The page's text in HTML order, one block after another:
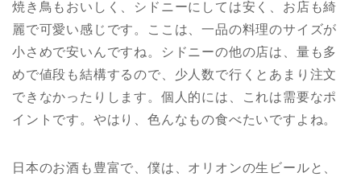
焼き鳥もおいしく、シドニーにしては安く、お店も綺
麗で可愛い感じです。ここは、一品の料理のサイズが
小さめで安いんですね。シドニーの他の店は、量も多
めで値段も結構するので、少人数で行くとあまり注文
できなかったりします。個人的には、これは需要なポ
イントです。やはり、色んなもの食べたいですよね。
日本のお酒も豊富で、僕は、オリオンの生ビールと、